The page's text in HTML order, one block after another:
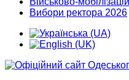
Вибори ректора 2026